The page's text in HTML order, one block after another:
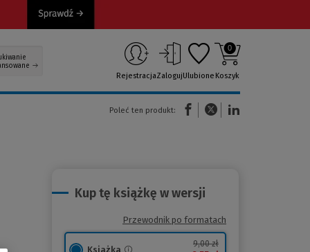
RejestracjaZalogujUlubione
0
Koszyk
Poleć ten produkt:
(Nowe okno)(Link do innej strony)
Kup tę książkę w wersji
Przewodnik po formatach
Książka
9,00 zł